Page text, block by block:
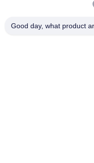
Good day, what product